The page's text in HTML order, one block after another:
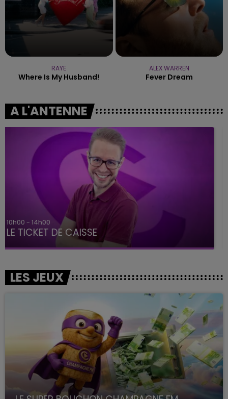
RAYE
Where Is My Husband!
ALEX WARREN
Fever Dream
A L'ANTENNE
14h00 - 15h00
La Radio Pop
LES JEUX